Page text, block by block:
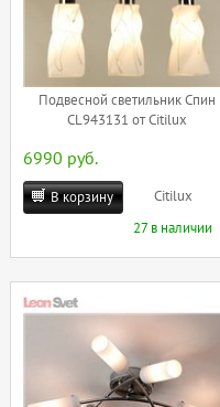
Подвесной светильник Спин
CL943131 от Citilux
6990 руб.
В корзину
Citilux
27 в наличии